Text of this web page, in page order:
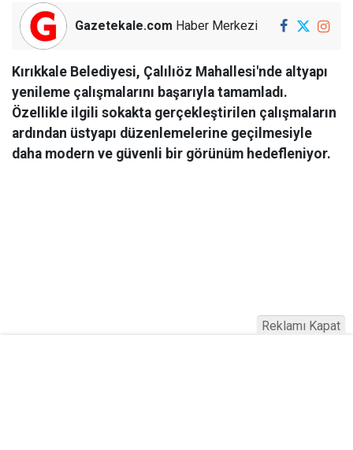
Gazetekale.com Haber Merkezi
Kırıkkale Belediyesi, Çalılıöz Mahallesi'nde altyapı
yenileme çalışmalarını başarıyla tamamladı.
Özellikle ilgili sokakta gerçekleştirilen çalışmaların
ardından üstyapı düzenlemelerine geçilmesiyle
daha modern ve güvenli bir görünüm hedefleniyor.
Reklamı Kapat